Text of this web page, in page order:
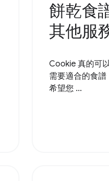
餅乾食
其他服
Cookie 真的可
需要適合的食譜
希望您 ...